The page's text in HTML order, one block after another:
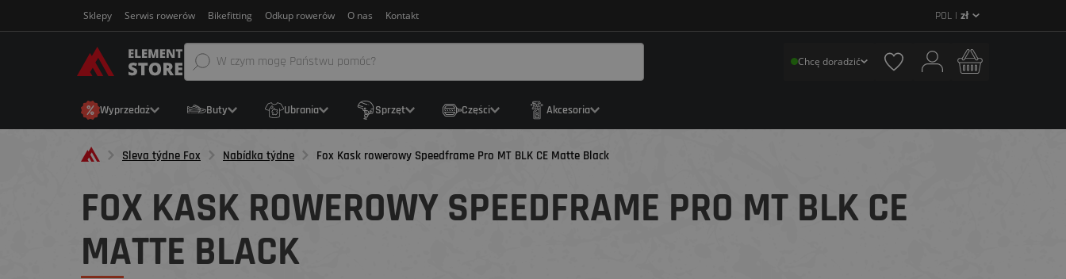
Sklepy Serwis rowerów Bikefitting Odkup rowerów O nas Kontakt POL | zł
Chcę doradzić
Wyprzedaż Buty Ubrania Sprzęt Części Akcesoria
Sleva týdne Fox Nabídka týdne Fox Kask rowerowy Speedframe Pro MT BLK CE Matte Black
FOX KASK ROWEROWY SPEEDFRAME PRO MT BLK CE
MATTE BLACK